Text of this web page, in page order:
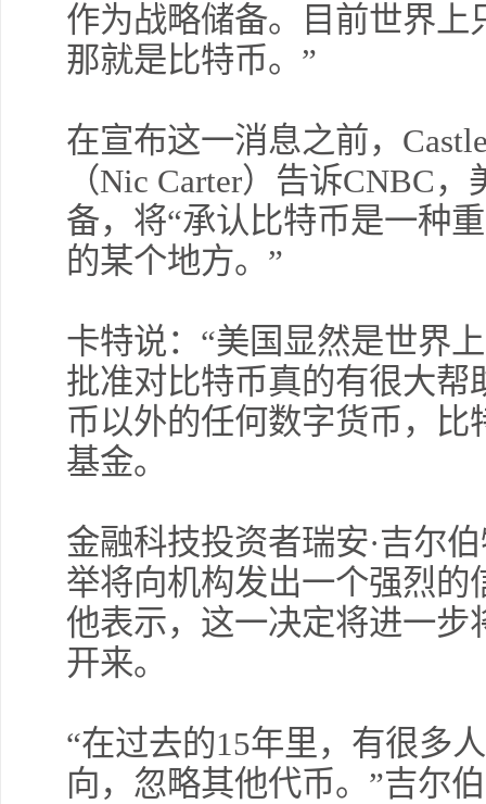
作为战略储备。目前世界
那就是比特币。”
在宣布这一消息之前，
（Nic Carter）告诉CNBC
备，将“承认比特币是一种
的某个地方。”
卡特说：“美国显然是世界
批准对比特币真的有很大帮
币以外的任何数字货币，
基金。
金融科技投资者瑞安·吉尔
举将向机构发出一个强烈
他表示，这一决定将进一
开来。
“在过去的15年里，有很多
向，忽略其他代币。”吉尔
许
勿
交